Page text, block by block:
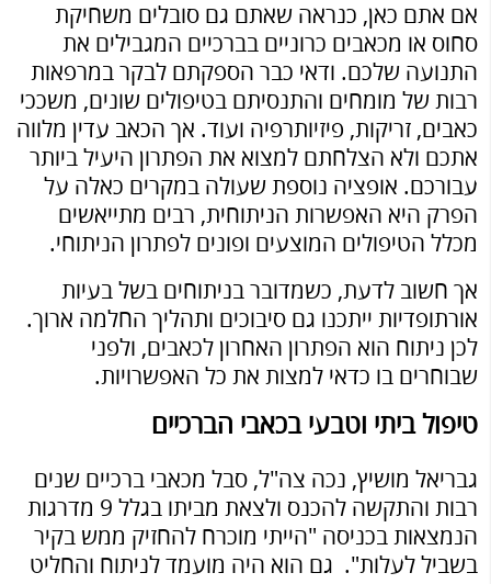
אם אתם כאן, כנראה שאתם גם סובלים משחיקת
סחוס או מכאבים כרוניים בברכיים המגבילים את
התנועה שלכם. ודאי כבר הספקתם לבקר במרפאות
רבות של מומחים והתנסיתם בטיפולים שונים, משככי
כאבים, זריקות, פיזיותרפיה ועוד. אך הכאב עדין מלווה
אתכם ולא הצלחתם למצוא את הפתרון היעיל ביותר
עבורכם. אופציה נוספת שעולה במקרים כאלה על
הפרק היא האפשרות הניתוחית, רבים מתייאשים
מכלל הטיפולים המוצעים ופונים לפתרון הניתוחי.
אך חשוב לדעת, כשמדובר בניתוחים בשל בעיות
אורתופדיות ייתכנו גם סיבוכים ותהליך החלמה ארוך.
לכן ניתוח הוא הפתרון האחרון לכאבים, ולפני
שבוחרים בו כדאי למצות את כל האפשרויות.
טיפול ביתי וטבעי בכאבי הברכיים
גבריאל מושיץ, נכה צה"ל, סבל מכאבי ברכיים שנים
רבות והתקשה להכנס ולצאת מביתו בגלל 9 מדרגות
הנמצאות בכניסה "הייתי מוכרח להחזיק ממש בקיר
בשביל לעלות". גם הוא היה מועמד לניתוח והחליט